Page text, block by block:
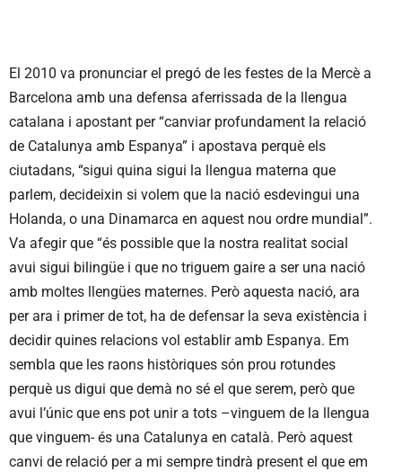
El 2010 va pronunciar el pregó de les festes de la Mercè a
Barcelona amb una defensa aferrissada de la llengua
catalana i apostant per “canviar profundament la relació
de Catalunya amb Espanya” i apostava perquè els
ciutadans, “sigui quina sigui la llengua materna que
parlem, decideixin si volem que la nació esdevingui una
Holanda, o una Dinamarca en aquest nou ordre mundial”.
Va afegir que “és possible que la nostra realitat social
avui sigui bilingüe i que no triguem gaire a ser una nació
amb moltes llengües maternes. Però aquesta nació, ara
per ara i primer de tot, ha de defensar la seva existència i
decidir quines relacions vol establir amb Espanya. Em
sembla que les raons històriques són prou rotundes
perquè us digui que demà no sé el que serem, però que
avui l’únic que ens pot unir a tots –vinguem de la llengua
que vinguem- és una Catalunya en català. Però aquest
canvi de relació per a mi sempre tindrà present el que em